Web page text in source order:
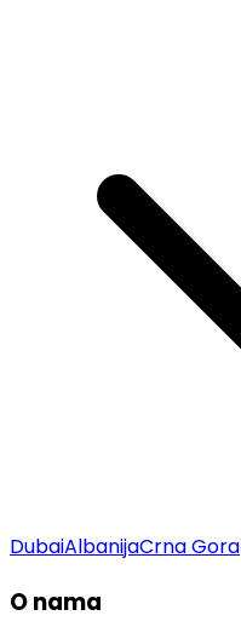
DubaiAlbanijaCrna Gora
O nama